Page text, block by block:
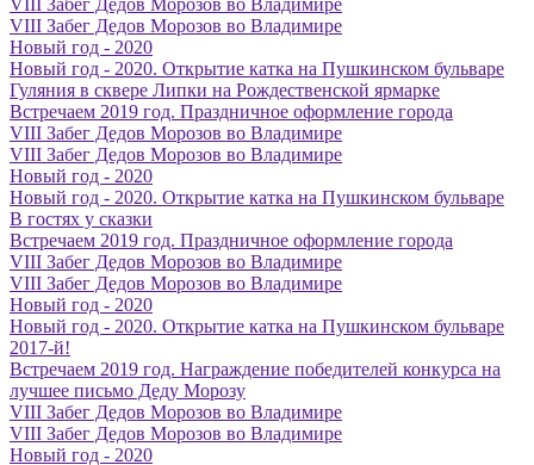
VIII Забег Дедов Морозов во Владимире
VIII Забег Дедов Морозов во Владимире
Новый год - 2020
Новый год - 2020. Открытие катка на Пушкинском бульваре
Гуляния в сквере Липки на Рождественской ярмарке
Встречаем 2019 год. Праздничное оформление города
VIII Забег Дедов Морозов во Владимире
VIII Забег Дедов Морозов во Владимире
Новый год - 2020
Новый год - 2020. Открытие катка на Пушкинском бульваре
В гостях у сказки
Встречаем 2019 год. Праздничное оформление города
VIII Забег Дедов Морозов во Владимире
VIII Забег Дедов Морозов во Владимире
Новый год - 2020
Новый год - 2020. Открытие катка на Пушкинском бульваре
2017-й!
Встречаем 2019 год. Награждение победителей конкурса на
лучшее письмо Деду Морозу
VIII Забег Дедов Морозов во Владимире
VIII Забег Дедов Морозов во Владимире
Новый год - 2020